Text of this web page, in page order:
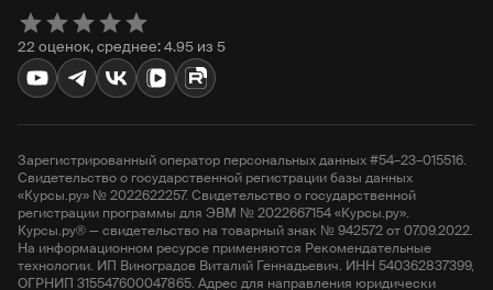
22 оценок, среднее: 4.95 из 5
Зарегистрированный оператор персональных данных #54–23–015516.
Свидетельство о государственной регистрации базы данных
«Курсы.ру» № 2022622257. Свидетельство о государственной
регистрации программы для ЭВМ № 2022667154 «Курсы.ру».
Курсы.ру® — свидетельство на товарный знак № 942572 от 07.09.2022.
На информационном ресурсе применяются Рекомендательные
технологии. ИП Виноградов Виталий Геннадьевич. ИНН 540362837399,
ОГРНИП 315547600047865. Адрес для направления юридически